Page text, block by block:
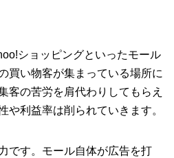
ショッピングといったモール
買い物客が集まっている場所に
客の苦労を肩代わりしてもらえ
や利益率は削られていきます。
です。モール自体が広告を打